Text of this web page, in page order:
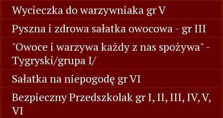
Wycieczka do warzywniaka gr V
Pyszna i zdrowa sałatka owocowa - gr III
"Owoce i warzywa każdy z nas spożywa" -
Tygryski/grupa I/
Sałatka na niepogodę gr VI
Bezpieczny Przedszkolak gr I, II, III, IV, V,
VI